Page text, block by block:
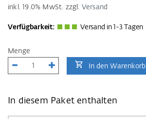
inkl. 19.0% MwSt. zzgl. Versand
Verfügbarkeit: Versand in 1-3 Tagen
Menge
In den Warenkorb
In diesem Paket enthalten